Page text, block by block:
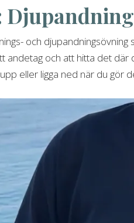
Djupandning
och
andetag och att hitta det
eller ligga ned när du gör